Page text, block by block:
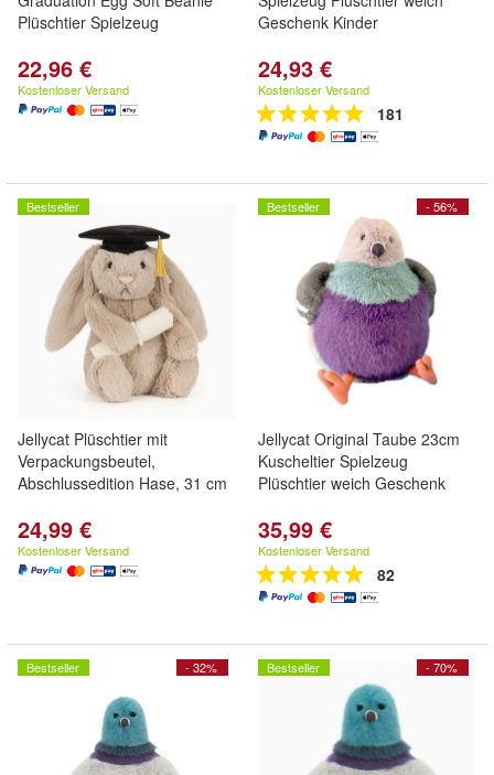
Plüschtier Spielzeug
22,96 €
Kostenloser Versand
Geschenk Kinder
24,93 €
Kostenloser Versand
181
Bestseller
Jellycat Plüschtier mit
Verpackungsbeutel,
Abschlussedition Hase, 31 cm
24,99 €
Kostenloser Versand
- 56%
Bestseller
Jellycat Original Taube 23cm
Kuscheltier Spielzeug
Plüschtier weich Geschenk
35,99 €
Kostenloser Versand
82
- 32%
Bestseller - 70%
Bestseller